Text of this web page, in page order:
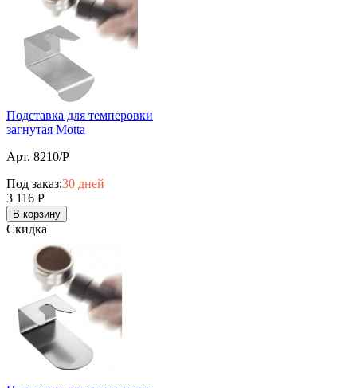
Подставка для темперовки
загнутая Motta
Арт. 8210/P
Под заказ:30 дней
3 116 Р
В корзину
Скидка